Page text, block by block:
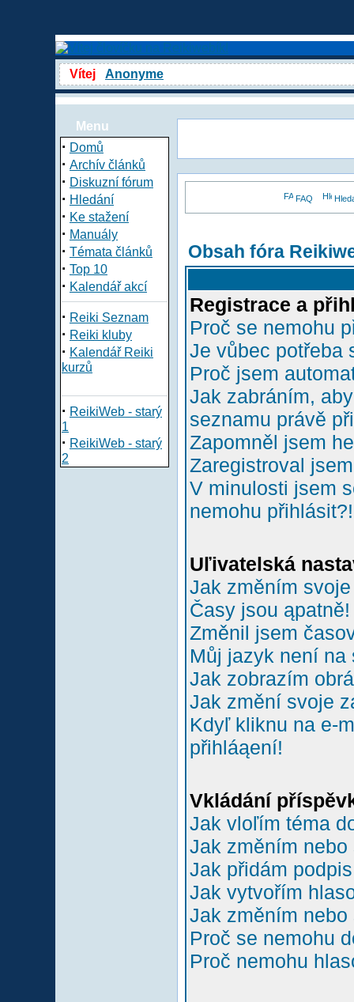
Vítej Anonyme
Menu
· Domů
· Archív článků
· Diskuzní fórum
· Hledání
· Ke stažení
· Manuály
· Témata článků
· Top 10
· Kalendář akcí
· Reiki Seznam
· Reiki kluby
· Kalendář Reiki
kurzů
· ReikiWeb - starý
1
· ReikiWeb - starý
2
FAQ
Obsah fóra
Registrace a
Proč se nemohu
Je vůbec potřeba
Proč jsem
Jak zabráním,
seznamu právě
Zapomněl jsem
Zaregistroval
V minulosti jsem
nemohu přihlásit?!
Uľivatelská
Jak změním
Časy jsou ąpatně!
Změnil jsem
Můj jazyk není na
Jak zobrazím
Jak změní svoje
Kdyľ kliknu na e-
přihláąení!
Vkládání
Jak vloľím téma
Jak změním
Jak přidám
Jak vytvořím
Jak změním
Proč se nemohu
Proč nemohu